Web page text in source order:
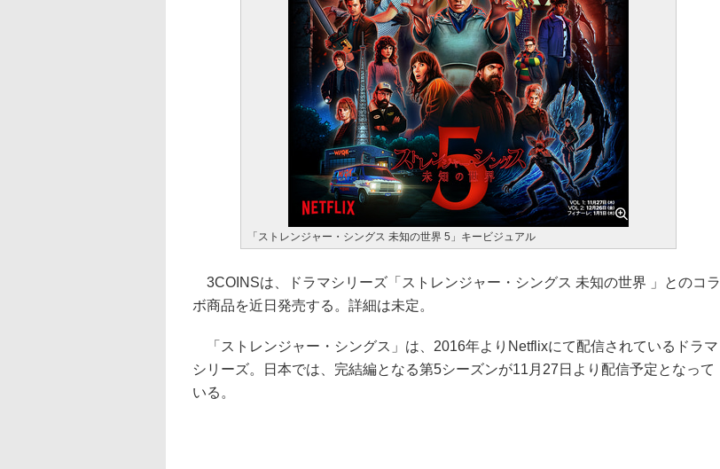
「ストレンジャー・シングス 未知の世界 5」キービジュアル
3COINSは、ドラマシリーズ「ストレンジャー・シングス 未知の世界 」とのコラ
ボ商品を近日発売する。詳細は未定。
「ストレンジャー・シングス」は、2016年よりNetflixにて配信されているドラマ
シリーズ。日本では、完結編となる第5シーズンが11月27日より配信予定となって
いる。